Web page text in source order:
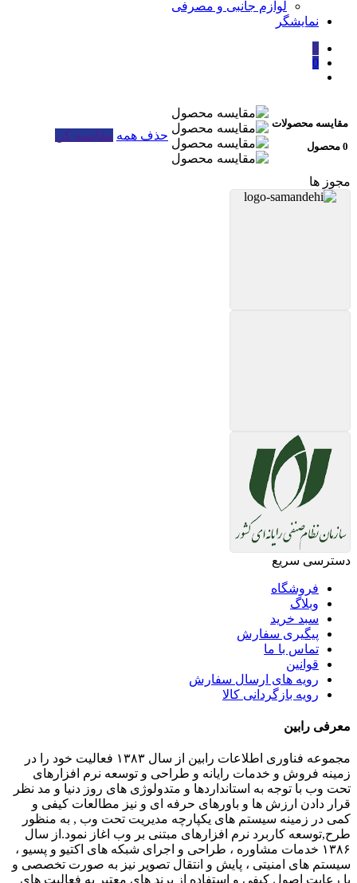
لوازم جانبی و مصرفی
نمایشگر
0
0
مقایسه محصولات
0 محصول
حذف همه مقایسه کن
مجوز ها
دسترسی سریع
فروشگاه
وبلاگ
سبد خرید
پیگیری سفارش
تماس با ما
قوانین
رویه های ارسال سفارش
رویه بازگردانی کالا
معرفی رابین
مجموعه فناوری اطلاعات رابین از سال ۱۳۸۳ فعالیت خود را در
زمینه فروش و خدمات رایانه و طراحی و توسعه نرم افزارهای
تحت وب با توجه به استانداردها و متدولوژی های روز دنیا و مد نظر
قرار دادن ارزش ها و باورهای حرفه ای و نیز مطالعات کیفی و
کمی در زمینه سیستم های یکپارچه مدیریت تحت وب , به منظور
طرح,توسعه کاربرد نرم افزارهای مبتنی بر وب اغاز نمود.از سال
۱۳۸۶ خدمات مشاوره ، طراحی و اجرای شبکه های اکتیو و پسیو ،
سیستم های امنیتی ، پایش و انتقال تصویر نیز به صورت تخصصی و
با رعایت اصول کیفی و استفاده از برند های معتبر به فعالیت های